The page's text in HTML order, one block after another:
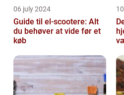
06 july 2024
Guide til el-scootere: Alt
du behøver at vide før et
køb